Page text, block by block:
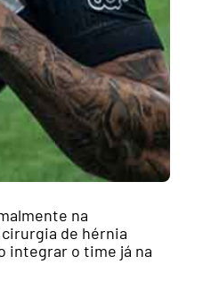
na
de hérnia
integrar o time já na